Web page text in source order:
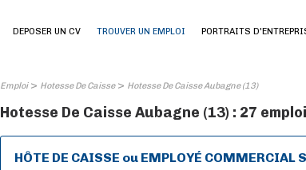
DEPOSER UN CV TROUVER UN EMPLOI PORTRAITS
Emploi> Hotesse De Caisse> Hotesse De Caisse Aubagne (13)
Hotesse De Caisse Aubagne (13) : 27
HÔTE DE CAISSE ou EMPLOYÉ COMMERCIAL